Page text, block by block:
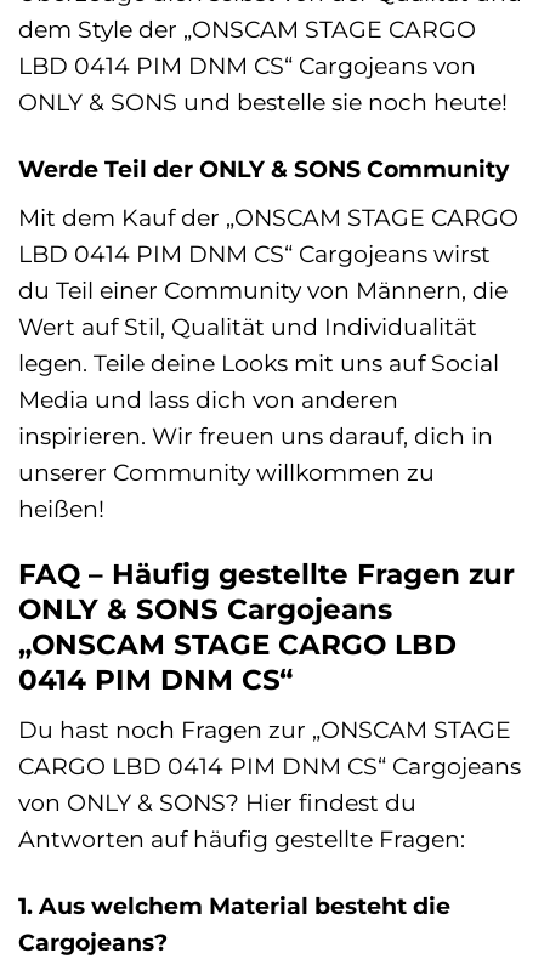
dem Style der „ONSCAM STAGE CARGO
LBD 0414 PIM DNM CS“ Cargojeans von
ONLY & SONS und bestelle sie noch heute!
Werde Teil der ONLY & SONS Community
Mit dem Kauf der „ONSCAM STAGE CARGO
LBD 0414 PIM DNM CS“ Cargojeans wirst
du Teil einer Community von Männern, die
Wert auf Stil, Qualität und Individualität
legen. Teile deine Looks mit uns auf Social
Media und lass dich von anderen
inspirieren. Wir freuen uns darauf, dich in
unserer Community willkommen zu
heißen!
FAQ – Häufig gestellte Fragen zur
ONLY & SONS Cargojeans
„ONSCAM STAGE CARGO LBD
0414 PIM DNM CS“
Du hast noch Fragen zur „ONSCAM STAGE
CARGO LBD 0414 PIM DNM CS“ Cargojeans
von ONLY & SONS? Hier findest du
Antworten auf häufig gestellte Fragen:
1. Aus welchem Material besteht die
Cargojeans?